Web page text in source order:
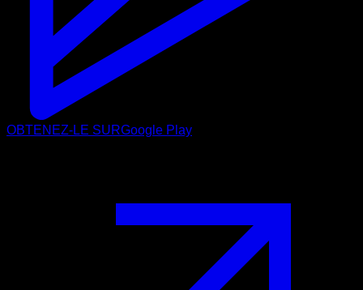
OBTENEZ-LE SURGoogle Play